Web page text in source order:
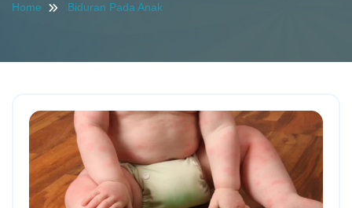
Home Biduran Pada Anak